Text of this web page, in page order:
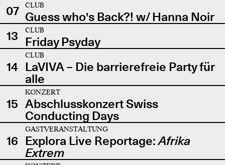
07
CLUB
Guess who's Back?! w/ Hanna Noir
13
CLUB
Friday Psyday
14
CLUB
LaVIVA – Die barrierefreie Party für
alle
15
KONZERT
Abschlusskonzert Swiss
Conducting Days
16
GASTVERANSTALTUNG
Explora Live Reportage:Afrika
Extrem